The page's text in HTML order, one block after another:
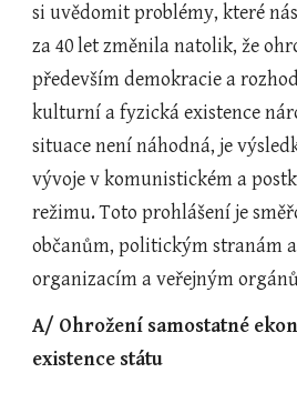
si uvědomit problémy, které
za 40 let změnila natolik, že
především demokracie a
kulturní a fyzická existence
situace není náhodná, je
vývoje v komunistickém a
režimu. Toto prohlášení je
občanům, politickým stranám
organizacím a veřejným
A/ Ohrožení samostatné
existence státu